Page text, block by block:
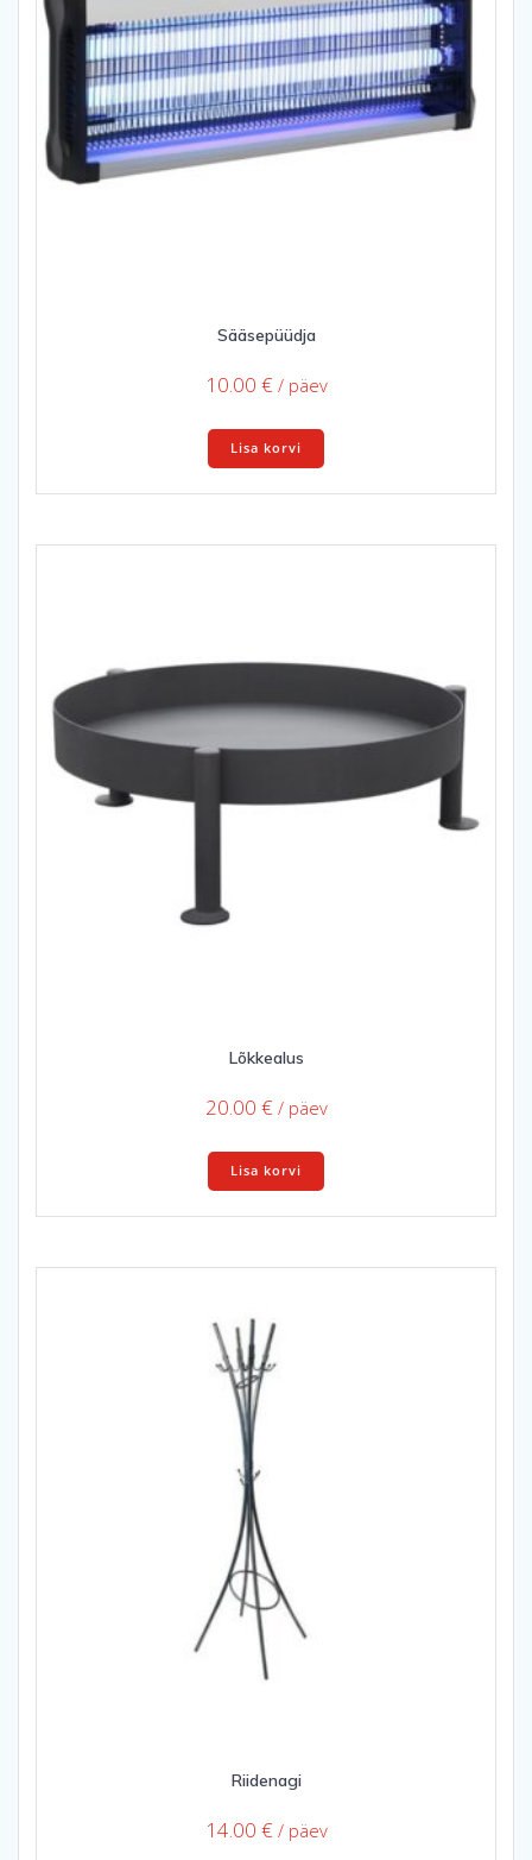
Sääsepüüdja
10.00 € / päev
Lisa korvi
Lõkkealus
20.00 € / päev
Lisa korvi
Riidenagi
14.00 € / päev